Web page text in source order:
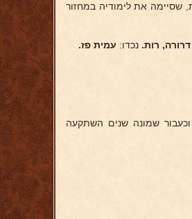
שסיימה את לימודיה במחזור
דרורה, רות. נכדו: עמית פז.
שמונה שנים השתקעה